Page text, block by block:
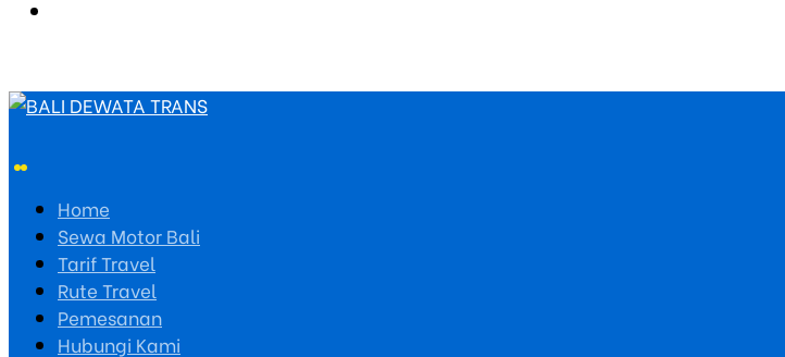
Home
Sewa Motor Bali
Tarif Travel
Rute Travel
Pemesanan
Hubungi Kami